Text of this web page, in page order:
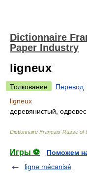
Dictionnaire
Paper Industry
ligneux
Толкование
Перевод
ligneux
деревянистый,
Dictionnaire Français-Russe of
Игры ⚽
Поможем
ligne mécanisé